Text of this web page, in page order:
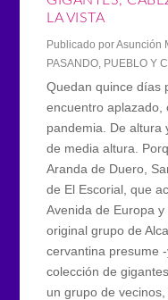
LA VISTA
Publicado porAsunción
PASANDO PUEBLO Y
Quedan quince días
encuentro aplazado,
pandemia. De altura
de media altura.
Aranda de Duero,
de El Escorial, que
Avenida de Europa
original grupo de
cervantina presume
colección de
un grupo de vecinos,